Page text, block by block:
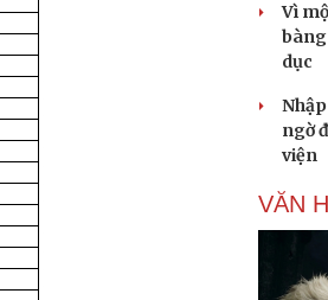
Vì
dục
ngờ
viện
VĂN